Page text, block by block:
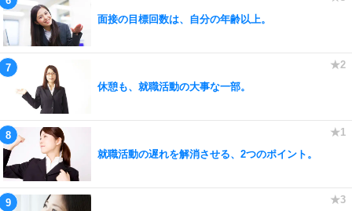
面接の目標回数は、自分の年齢以上。
休憩も、就職活動の大事な一部。
就職活動の遅れを解消させる、2つのポイント。